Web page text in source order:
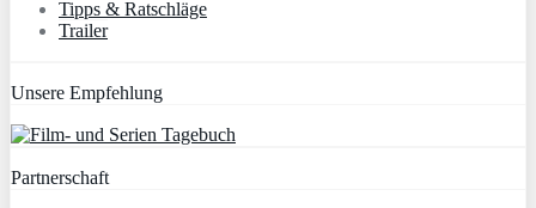
Tipps & Ratschläge
Trailer
Unsere Empfehlung
Partnerschaft